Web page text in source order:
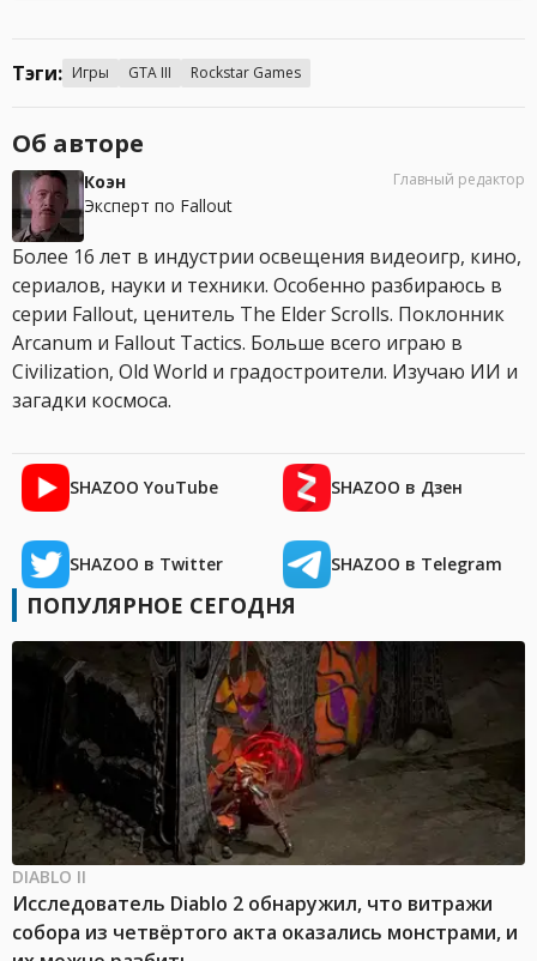
Тэги: Игры GTA III Rockstar Games
Об авторе
Коэн
Эксперт по Fallout
Главный редактор
Более 16 лет в индустрии освещения видеоигр, кино,
сериалов, науки и техники. Особенно разбираюсь в
серии Fallout, ценитель The Elder Scrolls. Поклонник
Arcanum и Fallout Tactics. Больше всего играю в
Civilization, Old World и градостроители. Изучаю ИИ и
загадки космоса.
SHAZOO YouTube SHAZOO в Дзен
SHAZOO в Twitter SHAZOO в Telegram
ПОПУЛЯРНОЕ СЕГОДНЯ
DIABLO II
Исследователь Diablo 2 обнаружил, что витражи
собора из четвёртого акта оказались монстрами, и